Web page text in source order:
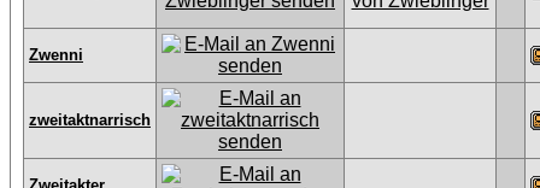
Zwenni
zweitaktnarrisch